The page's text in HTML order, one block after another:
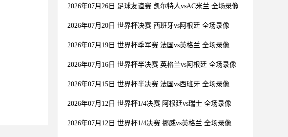
2026年07月26日 足球友谊赛 凯尔特人vsAC米兰 全场录像
2026年07月20日 世界杯决赛 西班牙vs阿根廷 全场录像
2026年07月19日 世界杯季军赛 法国vs英格兰 全场录像
2026年07月16日 世界杯半决赛 英格兰vs阿根廷 全场录像
2026年07月15日 世界杯半决赛 法国vs西班牙 全场录像
2026年07月12日 世界杯1/4决赛 阿根廷vs瑞士 全场录像
2026年07月12日 世界杯1/4决赛 挪威vs英格兰 全场录像